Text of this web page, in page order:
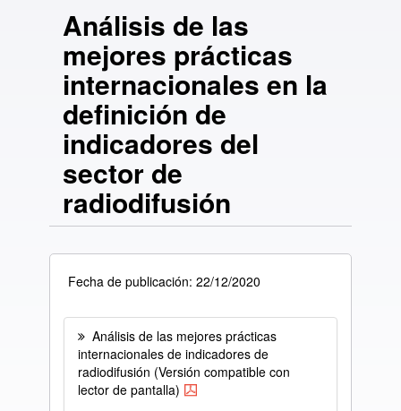
Análisis de las
mejores prácticas
internacionales en la
definición de
indicadores del
sector de
radiodifusión
Fecha de publicación: 22/12/2020
Análisis de las mejores prácticas
internacionales de indicadores de
radiodifusión (Versión compatible con
lector de pantalla)